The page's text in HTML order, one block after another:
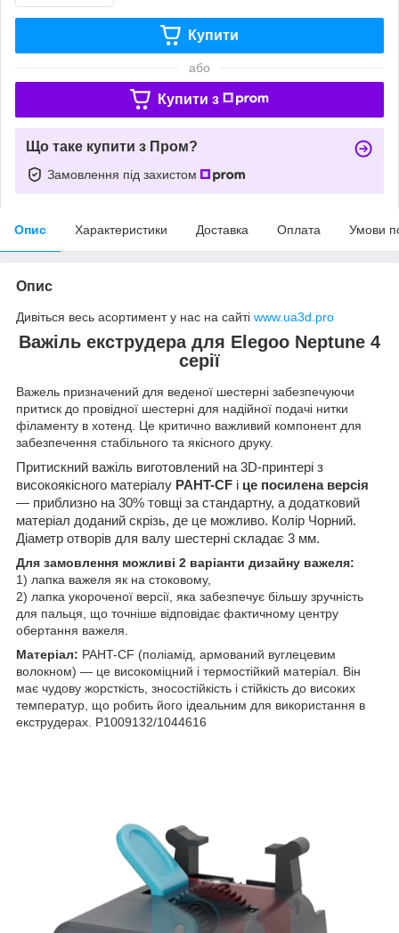
Купити
або
Купити з
Що таке купити з Пром?
Замовлення під захистом
Опис Характеристики Доставка Оплата Умови
Опис
Дивіться весь асортимент у нас на сайті www.ua3d.pro
Важіль екструдера для Elegoo Neptune 4
серії
Важель призначений для веденої шестерні забезпечуючи
притиск до провідної шестерні для надійної подачі нитки
філаменту в хотенд. Це критично важливий компонент для
забезпечення стабільного та якісного друку.
Притискний важіль виготовлений на 3D-принтері з
високоякісного матеріалу PAHT-CF і це посилена версія
— приблизно на 30% товщі за стандартну, а додатковий
матеріал доданий скрізь, де це можливо. Колір Чорний.
Діаметр отворів для валу шестерні складає 3 мм.
Для замовлення можливі 2 варіанти дизайну важеля:
1) лапка важеля як на стоковому,
2) лапка укороченої версії, яка забезпечує більшу зручність
для пальця, що точніше відповідає фактичному центру
обертання важеля.
Матеріал: PAHT-CF (поліамід, армований вуглецевим
волокном) — це високоміцний і термостійкий матеріал. Він
має чудову жорсткість, зносостійкість і стійкість до високих
температур, що робить його ідеальним для використання в
екструдерах. P1009132/1044616